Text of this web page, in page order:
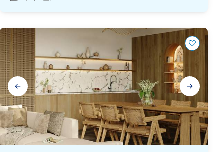
Galerij
navigatie